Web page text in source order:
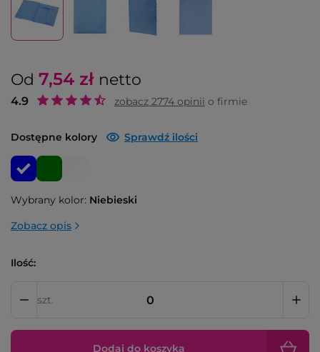
Od 7,54 zł netto
4.9 zobacz 2774 opinii o firmie
Dostępne kolory Sprawdź ilości
Wybrany kolor: Niebieski
Zobacz opis
Ilość:
szt.
Dodaj do koszyka